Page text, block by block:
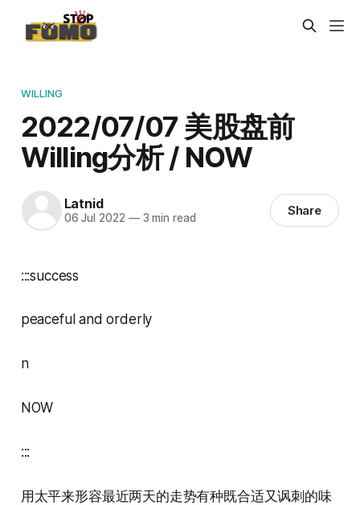
WILLING
2022/07/07 美股盘前
Willing分析 / NOW
Latnid
06 Jul 2022 —3 min read Share
:::success
peaceful and orderly
n
NOW
:::
用太平来形容最近两天的走势有种既合适又讽刺的味